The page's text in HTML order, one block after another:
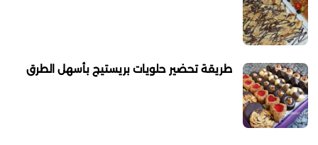
طريقة تحضير حلويات بريستيج بأسهل الطرق